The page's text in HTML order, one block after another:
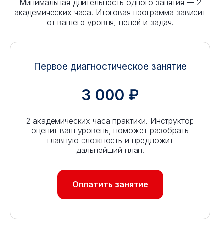
Минимальная длительность одного занятия — 2
академических часа. Итоговая программа зависит
от вашего уровня, целей и задач.
Первое диагностическое занятие
3 000 ₽
2 академических часа практики. Инструктор
оценит ваш уровень, поможет разобрать
главную сложность и предложит
дальнейший план.
Оплатить занятие